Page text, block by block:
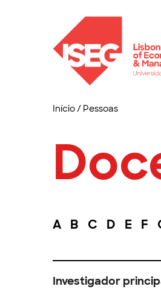
Início/ Pessoas
A B C D E F
Investigador